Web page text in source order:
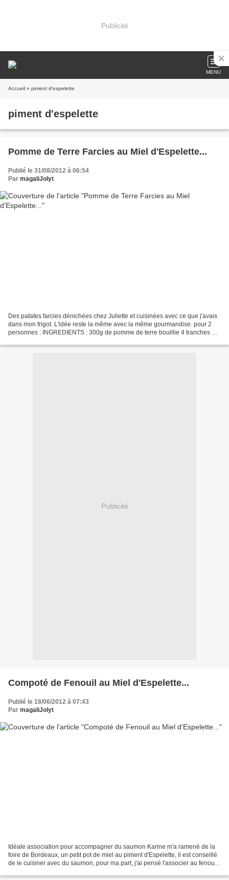
Publicité
MENU
Accueil » piment d'espelette
piment d'espelette
Pomme de Terre Farcies au Miel d'Espelette...
Publié le 31/08/2012 à 06:54
Par magaliJolyt
Des patates farcies dénichées chez Juliette et cuisinées avec ce que j'avais
dans mon frigot. L'idée reste la même avec la même gourmandise. pour 2
personnes : INGREDIENTS : 300g de pomme de terre bouillie 4 tranches de
Publicité
Compoté de Fenouil au Miel d'Espelette...
Publié le 18/06/2012 à 07:43
Par magaliJolyt
Idéale association pour accompagner du saumon Karine m'a ramené de la
foire de Bordeaux, un petit pot de miel au piment d'Espelette, il est conseillé
de le cuisiner avec du saumon, pour ma part, j'ai pensé l'associer au fenouil